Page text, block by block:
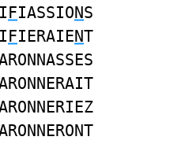
FIASSIONS
FIERAIENT